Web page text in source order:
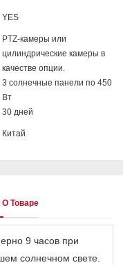
YES
PTZ-камеры или
цилиндрические камеры в
качестве опции.
3 солнечные панели по 450
Вт
30 дней
Китай
Товаре
9 часов при
солнечном свете.